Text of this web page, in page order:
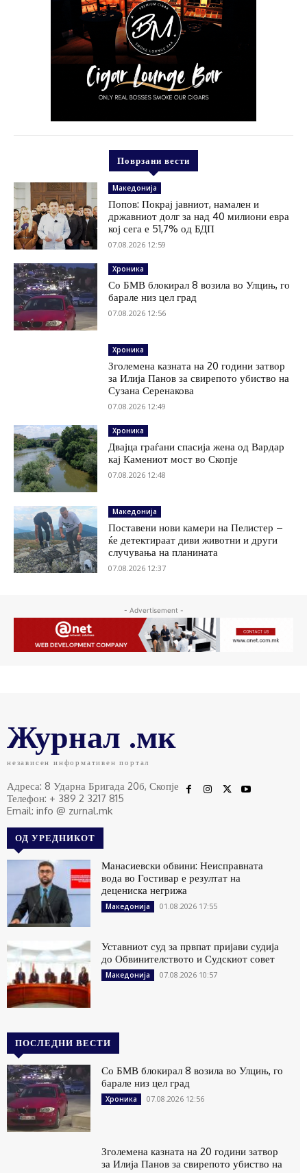
Поврзани вести
Македонија
Попов: Покрај јавниот, намален и
државниот долг за над 40 милиони евра
кој сега е 51,7% од БДП
07.08.2026 12:59
Хроника
Со БМВ блокирал 8 возила во Улцињ, го
барале низ цел град
07.08.2026 12:56
Хроника
Зголемена казната на 20 години затвор
за Илија Панов за свирепото убиство на
Сузана Серенакова
07.08.2026 12:49
Хроника
Двајца граѓани спасија жена од Вардар
кај Камениот мост во Скопје
07.08.2026 12:48
Македонија
Поставени нови камери на Пелистер –
ќе детектираат диви животни и други
случувања на планината
07.08.2026 12:37
- Advertisement -
Журнал .мк
независен информативен портал
Адреса: 8 Ударна Бригада 20б, Скопје
Телефон: + 389 2 3217 815
Email: info @ zurnal.mk
ОД УРЕДНИКОТ
Манасиевски обвини: Неисправната
вода во Гостивар е резултат на
децениска негрижа
Македонија 01.08.2026 17:55
Уставниот суд за првпат пријави судија
до Обвинителството и Судскиот совет
Македонија 07.08.2026 10:57
ПОСЛЕДНИ ВЕСТИ
Со БМВ блокирал 8 возила во Улцињ, го
барале низ цел град
Хроника 07.08.2026 12:56
Зголемена казната на 20 години затвор
за Илија Панов за свирепото убиство на